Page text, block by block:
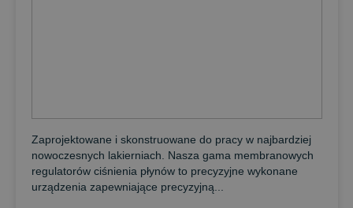
Zaprojektowane i skonstruowane do pracy w najbardziej
nowoczesnych lakierniach. Nasza gama membranowych
regulatorów ciśnienia płynów to precyzyjne wykonane
urządzenia zapewniające precyzyjną...